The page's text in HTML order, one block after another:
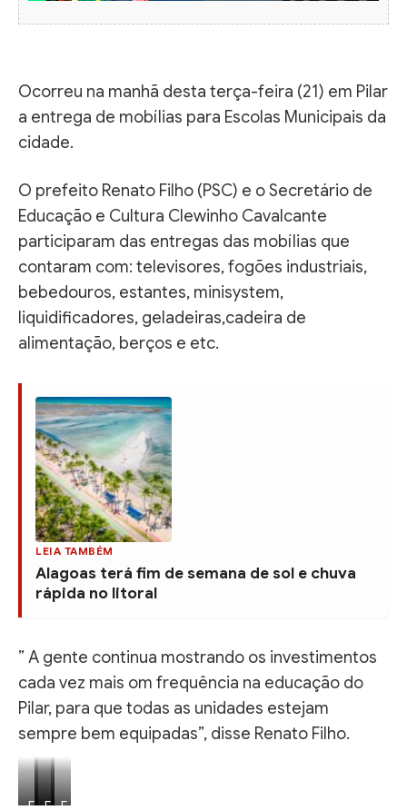
Ocorreu na manhã desta terça-feira (21) em Pilar
a entrega de mobílias para Escolas Municipais da
cidade.
O prefeito Renato Filho (PSC) e o Secretário de
Educação e Cultura Clewinho Cavalcante
participaram das entregas das mobílias que
contaram com: televisores, fogões industriais,
bebedouros, estantes, minisystem,
liquidificadores, geladeiras,cadeira de
alimentação, berços e etc.
LEIA TAMBÉM
Alagoas terá fim de semana de sol e chuva
rápida no litoral
” A gente continua mostrando os investimentos
cada vez mais om frequência na educação do
Pilar, para que todas as unidades estejam
sempre bem equipadas”, disse Renato Filho.
F
F
F
F